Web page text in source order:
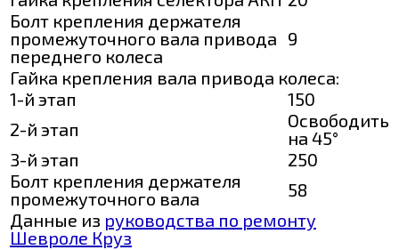
Болт крепления держателя
промежуточного вала привода
переднего колеса
9
Гайка крепления вала привода колеса:
1-й этап
150
2-й этап
Освободить
на 45°
3-й этап
250
Болт крепления держателя
промежуточного вала
58
Данные из руководства по ремонту
Шевроле Круз